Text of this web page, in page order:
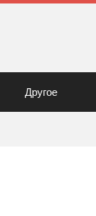
Другое